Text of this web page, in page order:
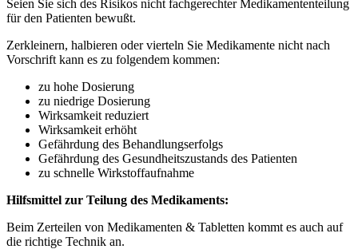
Seien Sie sich des Risikos nicht fachgerechter Medikamententeilung
für den Patienten bewußt.
Zerkleinern, halbieren oder vierteln Sie Medikamente nicht nach
Vorschrift kann es zu folgendem kommen:
zu hohe Dosierung
zu niedrige Dosierung
Wirksamkeit reduziert
Wirksamkeit erhöht
Gefährdung des Behandlungserfolgs
Gefährdung des Gesundheitszustands des Patienten
zu schnelle Wirkstoffaufnahme
Hilfsmittel zur Teilung des Medikaments:
Beim Zerteilen von Medikamenten & Tabletten kommt es auch auf
die richtige Technik an.